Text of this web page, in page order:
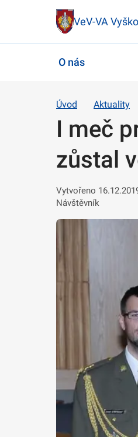
VeV-VA
O nás
Úvod Aktuality
I meč
zůstal
Vytvořeno
Návštěvník